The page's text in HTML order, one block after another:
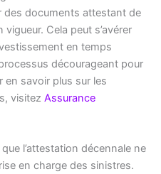
documents attestant de
Cela peut s’avérer
en temps
décourageant pour
en savoir plus sur les
visitez Assurance
l’attestation décennale ne
en charge des sinistres.